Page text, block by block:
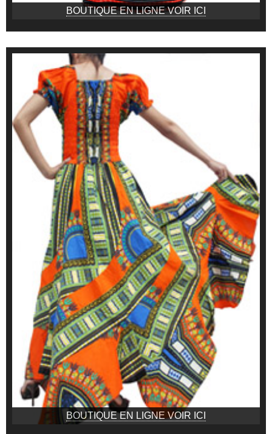
BOUTIQUE EN LIGNE VOIR ICI
BOUTIQUE EN LIGNE VOIR ICI